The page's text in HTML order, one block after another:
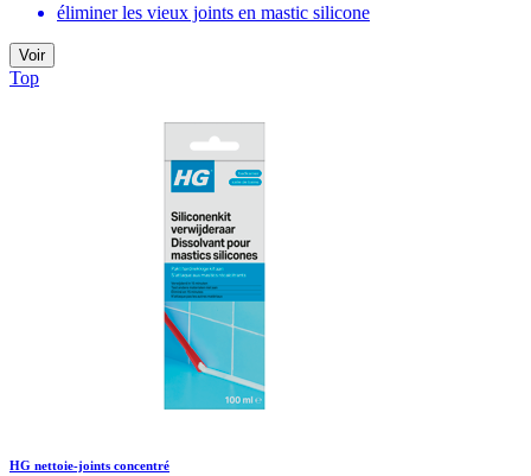
éliminer les vieux joints en mastic silicone
Voir
Top
HG nettoie-joints concentré